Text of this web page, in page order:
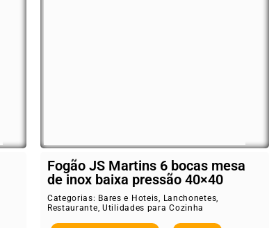
Fogão JS Martins 6 bocas mesa
de inox baixa pressão 40×40
Categorias: Bares e Hoteis, Lanchonetes,
Restaurante, Utilidades para Cozinha